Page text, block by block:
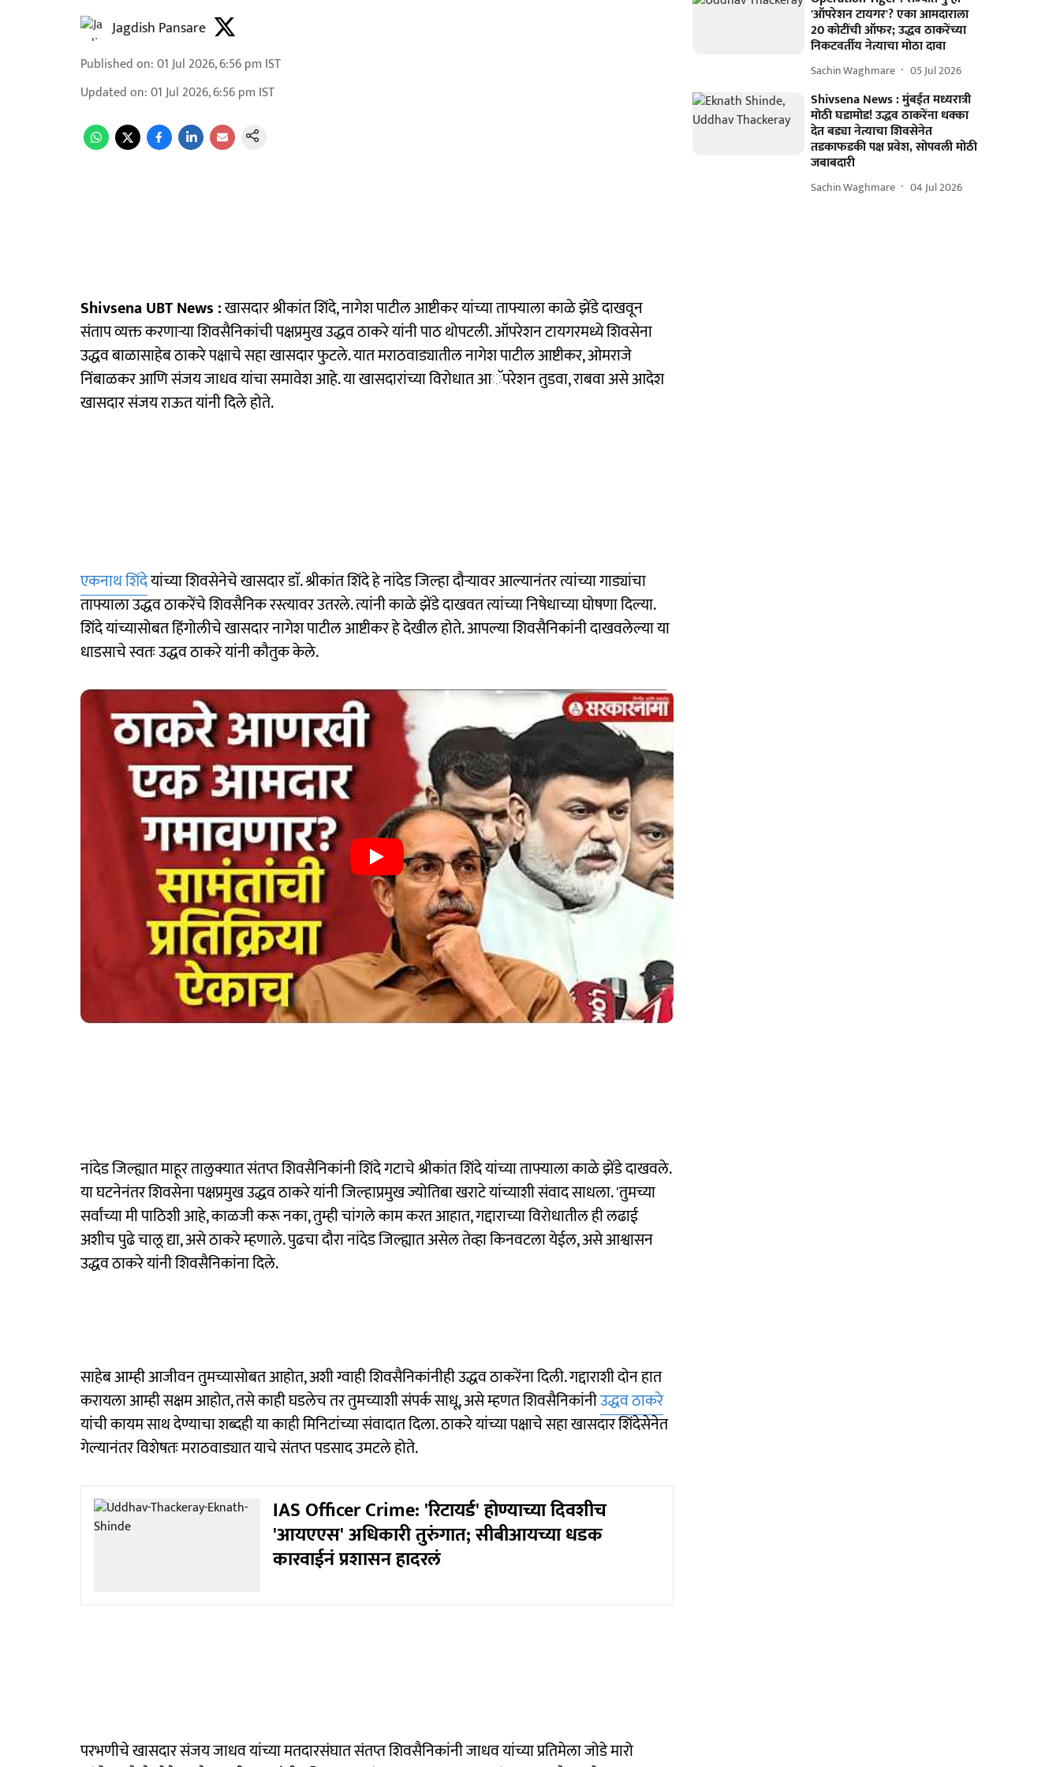
Jagdish Pansare
Published on:01 Jul 2026, 6:56 pm IST
Updated on:01 Jul 2026, 6:56 pm IST
Shivsena UBT News :खासदार श्रीकांत शिंदे, नागेश पाटील आष्टीकर यांच्या ताफ्याला काळे झेंडे दाखवून
संताप व्यक्त करणाऱ्या शिवसैनिकांची पक्षप्रमुख उद्धव ठाकरे यांनी पाठ थोपटली. ऑपरेशन टायगरमध्ये शिवसेना
उद्धव बाळासाहेब ठाकरे पक्षाचे सहा खासदार फुटले. यात मराठवाड्यातील नागेश पाटील आष्टीकर, ओमराजे
निंबाळकर आणि संजय जाधव यांचा समावेश आहे. या खासदारांच्या विरोधात आॅपरेशन तुडवा, राबवा असे आदेश
खासदार संजय राऊत यांनी दिले होते.
एकनाथ शिंदेयांच्या शिवसेनेचे खासदार डाॅ. श्रीकांत शिंदे हे नांदेड जिल्हा दौऱ्यावर आल्यानंतर त्यांच्या गाड्यांचा
ताफ्याला उद्धव ठाकरेंचे शिवसैनिक रस्त्यावर उतरले. त्यांनी काळे झेंडे दाखवत त्यांच्या निषेधाच्या घोषणा दिल्या.
शिंदे यांच्यासोबत हिंगोलीचे खासदार नागेश पाटील आष्टीकर हे देखील होते. आपल्या शिवसैनिकांनी दाखवलेल्या या
धाडसाचे स्वतः उद्धव ठाकरे यांनी कौतुक केले.
नांदेड जिल्ह्यात माहूर तालुक्यात संतप्त शिवसैनिकांनी शिंदे गटाचे श्रीकांत शिंदे यांच्या ताफ्याला काळे झेंडे दाखवले.
या घटनेनंतर शिवसेना पक्षप्रमुख उद्धव ठाकरे यांनी जिल्हाप्रमुख ज्योतिबा खराटे यांच्याशी संवाद साधला. 'तुमच्या
सर्वांच्या मी पाठिशी आहे, काळजी करू नका, तुम्ही चांगले काम करत आहात, गद्दाराच्या विरोधातील ही लढाई
अशीच पुढे चालू द्या, असे ठाकरे म्हणाले. पुढचा दौरा नांदेड जिल्ह्यात असेल तेव्हा किनवटला येईल, असे आश्वासन
उद्धव ठाकरे यांनी शिवसैनिकांना दिले.
साहेब आम्ही आजीवन तुमच्यासोबत आहोत, अशी ग्वाही शिवसैनिकांनीही उद्धव ठाकरेंना दिली. गद्दाराशी दोन हात
करायला आम्ही सक्षम आहोत, तसे काही घडलेच तर तुमच्याशी संपर्क साधू, असे म्हणत शिवसैनिकांनीउद्धव ठाकरे
यांची कायम साथ देण्याचा शब्दही या काही मिनिटांच्या संवादात दिला. ठाकरे यांच्या पक्षाचे सहा खासदार शिंदेसेनेत
गेल्यानंतर विशेषतः मराठवाड्यात याचे संतप्त पडसाद उमटले होते.
IAS Officer Crime: 'रिटायर्ड' होण्याच्या दिवशीच
'आयएएस' अधिकारी तुरुंगात; सीबीआयच्या धडक
कारवाईनं प्रशासन हादरलं
परभणीचे खासदार संजय जाधव यांच्या मतदारसंघात संतप्त शिवसैनिकांनी जाधव यांच्या प्रतिमेला जोडे मारो
'ऑपरेशन टायगर'? एका आमदाराला
20 कोटींची ऑफर; उद्धव ठाकरेंच्या
निकटवर्तीय नेत्याचा मोठा दावा
Sachin Waghmare 05 Jul 2026
Shivsena News : मुंबईत मध्यरात्री
मोठी घडामोड! उद्धव ठाकरेंना धक्का
देत बड्या नेत्याचा शिवसेनेत
तडकाफडकी पक्ष प्रवेश, सोपवली मोठी
जबाबदारी
Sachin Waghmare 04 Jul 2026